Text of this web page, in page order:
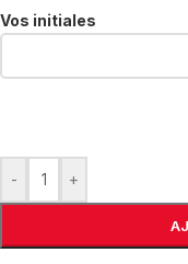
Vos initiales
- +